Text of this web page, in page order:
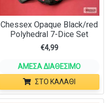
Chessex Opaque Black/red
Polyhedral 7-Dice Set
€4,99
ΆΜΕΣΑ ΔΙΑΘΈΣΙΜΟ
ΣΤΟ ΚΑΛΆΘΙ